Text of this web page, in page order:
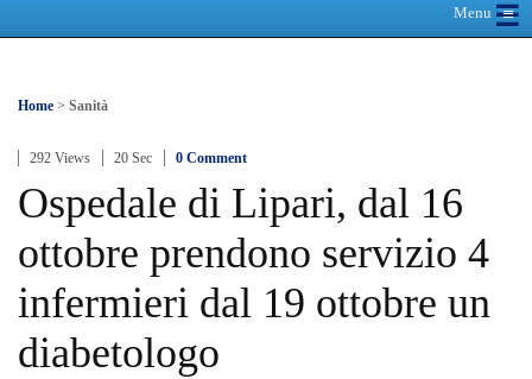
Menu≡
☰
Home > Sanità
292 Views 20 Sec 0 Comment
Ospedale di Lipari, dal 16
ottobre prendono servizio 4
infermieri dal 19 ottobre un
diabetologo